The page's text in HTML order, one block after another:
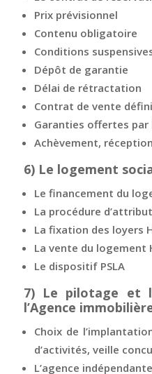
Prix prévisionnel
Contenu obligatoire
Conditions
Dépôt de garantie
Délai de rétractation
Contrat de vente
Garanties offertes
Achèvement,
6) Le logement
Le financement du
La procédure
La fixation des loyers
La vente du logement
Le dispositif PSLA
7) Le pilotage et
l’Agence
Choix de
d’activités, veille
L’agence